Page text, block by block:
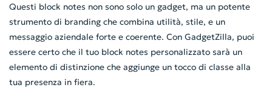
Questi block notes non sono solo un gadget, ma un potente
strumento di branding che combina utilità, stile, e un
messaggio aziendale forte e coerente. Con GadgetZilla, puoi
essere certo che il tuo block notes personalizzato sarà un
elemento di distinzione che aggiunge un tocco di classe alla
tua presenza in fiera.